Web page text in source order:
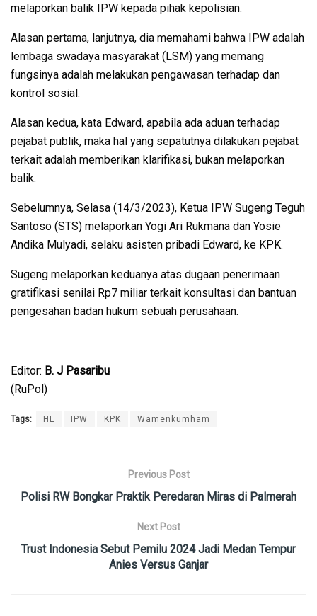
melaporkan balik IPW kepada pihak kepolisian.
Alasan pertama, lanjutnya, dia memahami bahwa IPW adalah
lembaga swadaya masyarakat (LSM) yang memang
fungsinya adalah melakukan pengawasan terhadap dan
kontrol sosial.
Alasan kedua, kata Edward, apabila ada aduan terhadap
pejabat publik, maka hal yang sepatutnya dilakukan pejabat
terkait adalah memberikan klarifikasi, bukan melaporkan
balik.
Sebelumnya, Selasa (14/3/2023), Ketua IPW Sugeng Teguh
Santoso (STS) melaporkan Yogi Ari Rukmana dan Yosie
Andika Mulyadi, selaku asisten pribadi Edward, ke KPK.
Sugeng melaporkan keduanya atas dugaan penerimaan
gratifikasi senilai Rp7 miliar terkait konsultasi dan bantuan
pengesahan badan hukum sebuah perusahaan.
Editor: B. J Pasaribu
(RuPol)
Tags: HL IPW KPK Wamenkumham
Previous Post
Polisi RW Bongkar Praktik Peredaran Miras di Palmerah
Next Post
Trust Indonesia Sebut Pemilu 2024 Jadi Medan Tempur
Anies Versus Ganjar